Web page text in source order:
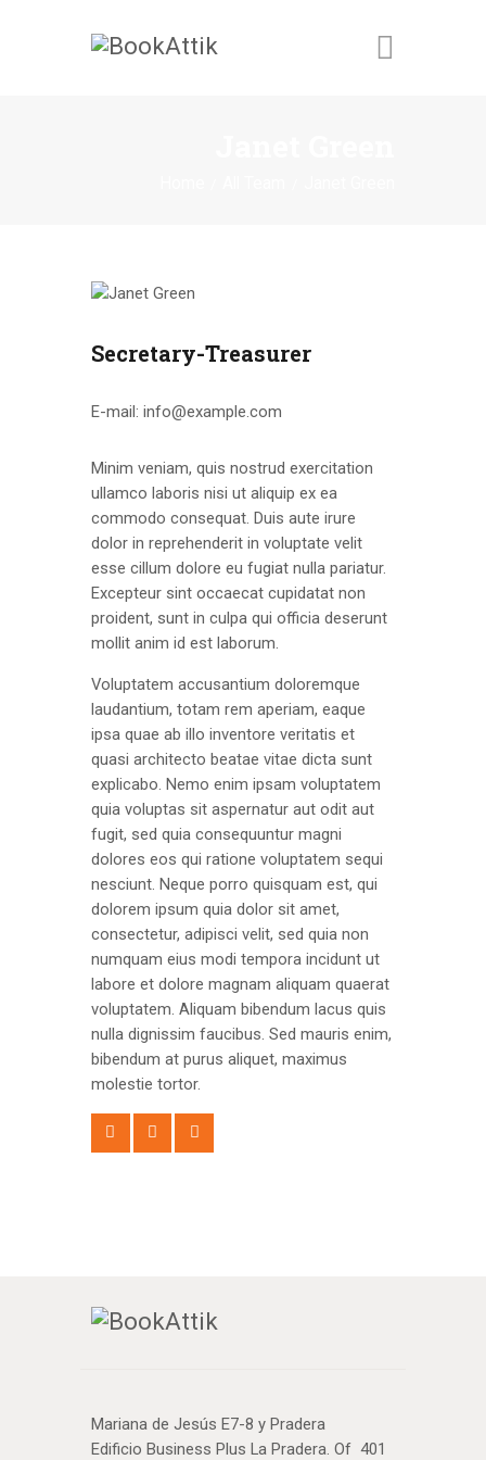
CONTÁCTANOS
Secretary-Treasurer
E-mail: info@example.com
Minim veniam, quis nostrud exercitation
ullamco laboris nisi ut aliquip ex ea
commodo consequat. Duis aute irure
dolor in reprehenderit in voluptate velit
esse cillum dolore eu fugiat nulla pariatur.
Excepteur sint occaecat cupidatat non
proident, sunt in culpa qui officia deserunt
mollit anim id est laborum.
Voluptatem accusantium doloremque
laudantium, totam rem aperiam, eaque
ipsa quae ab illo inventore veritatis et
quasi architecto beatae vitae dicta sunt
explicabo. Nemo enim ipsam voluptatem
quia voluptas sit aspernatur aut odit aut
fugit, sed quia consequuntur magni
dolores eos qui ratione voluptatem sequi
nesciunt. Neque porro quisquam est, qui
dolorem ipsum quia dolor sit amet,
consectetur, adipisci velit, sed quia non
numquam eius modi tempora incidunt ut
labore et dolore magnam aliquam quaerat
voluptatem. Aliquam bibendum lacus quis
nulla dignissim faucibus. Sed mauris enim,
bibendum at purus aliquet, maximus
molestie tortor.
Mariana de Jesús E7-8 y Pradera
Edificio Business Plus La Pradera. Of 401